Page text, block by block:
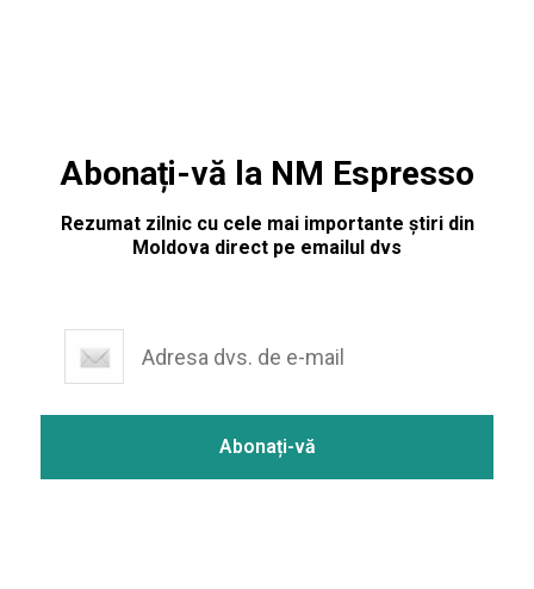
Abonați-vă la NM Espresso
Rezumat zilnic cu cele mai importante știri din
Moldova direct pe emailul dvs